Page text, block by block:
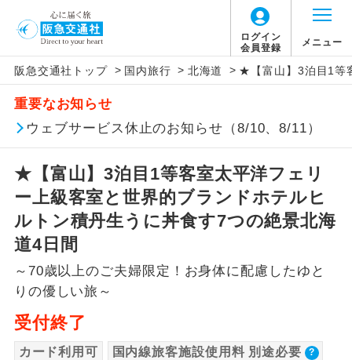
ログイン
会員登録
メニュー
阪急交通社トップ > 国内旅行 > 北海道 > ★【富山】3泊目1等
重要なお知らせ
ウェブサービス休止のお知らせ（8/10、8/11）
★【富山】3泊目1等客室太平洋フェリ
ー上級客室と世界的ブランドホテルヒ
ルトン積丹生うに丼食す7つの絶景北海
道4日間
～70歳以上のご夫婦限定！お身体に配慮したゆと
りの優しい旅～
受付終了
カード利用可 国内線旅客施設使用料 別途必要
【国内旅客施設使用料について】
旅行代金に国内旅客施設使用料は含まれてお
りません。別途お支払いが必要となります。
羽田空港往復：大人900円、子供900円
2026/10/6〜2027/6/4 羽田空港往復：大人
1,160円、子供1,160円
2027/6/5〜 羽田空港往復：大人1,180円、子
供1,180円
新千歳空港片道：大人370円、子供370円
アイコン 説明
添乗員同行
往路出発空港（駅）から復路到着空港
（駅）まで同行します。
現地添乗員同
現地到着空港（駅）から最終日出発空港
（駅）まで添乗員が同行します。
バスガイド乗
務
バスガイドが乗務し、車内での観光案内
新コース
世界遺産
然遺産を訪ねるコースです。